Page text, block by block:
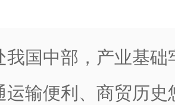
我国中部，产业基础
运输便利、商贸历